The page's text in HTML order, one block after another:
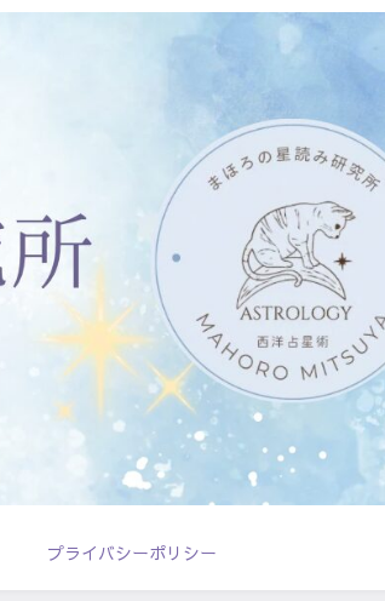
プライバシーポリシー